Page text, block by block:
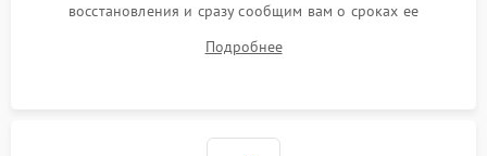
восстановления и сразу сообщим вам о сроках ее
Подробнее